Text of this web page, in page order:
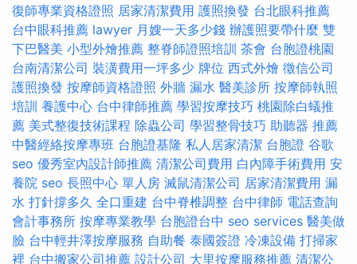
復師專業資格證照 居家清潔費用 護照換發 台北眼科推薦
台中眼科推薦 lawyer 月嫂一天多少錢 辦護照要帶什麼 雙
下巴醫美 小型外燴推薦 整脊師證照培訓 茶會 台胞證桃園
台南清潔公司 裝潢費用一坪多少 牌位 西式外燴 徵信公司
護照換發 按摩師資格證照 外牆 漏水 醫美診所 按摩師執照
培訓 養護中心 台中律師推薦 學習按摩技巧 桃園除白蟻推
薦 美式整復技術課程 除蟲公司 學習整骨技巧 助聽器 推薦
中醫經絡按摩專班 台胞證基隆 私人居家清潔 台胞證 谷歌
seo 優秀室內設計師推薦 清潔公司費用 白內障手術費用 安
養院 seo 長照中心 單人房 滅鼠清潔公司 居家清潔費用 漏
水 打針撐多久 全口重建 台中脊椎調整 台中律師 電話查詢
會計事務所 按摩專業教學 台胞證台中 seo services 醫美做
臉 台中輕井澤按摩服務 自助餐 泰國簽證 冷凍設備 打掃家
裡 台中搬家公司推薦 設計公司 大里按摩服務推薦 清潔公